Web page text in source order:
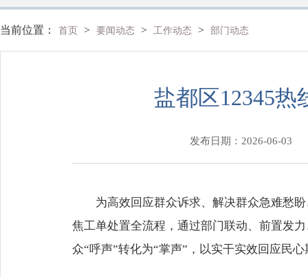
当前位置： 首页 > 要闻动态 > 工作动态 > 部门动态
盐都区12345
发布日期：2026-06-03
为高效回应群众诉求、解决群众急难愁
焦工单处置全流程，通过部门联动、前置发
众“呼声”转化为“掌声”，以实干实效回应民心